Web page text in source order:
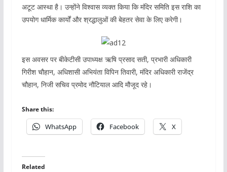
अटूट आस्था है। उन्होंने विश्वास व्यक्त किया कि मंदिर समिति इस राशि का
उपयोग धार्मिक कार्यों और श्रद्धालुओं की बेहतर सेवा के लिए करेगी।
इस अवसर पर बीकेटीसी उपाध्यक्ष ऋषि प्रसाद सती, प्रभारी अधिकारी
गिरीश चौहान, अधिशासी अभियंता विपिन तिवारी, मंदिर अधिकारी राजेंद्र
चौहान, निजी सचिव प्रमोद नौटियाल आदि मौजूद रहे।
Share this:
WhatsApp Facebook X
Related